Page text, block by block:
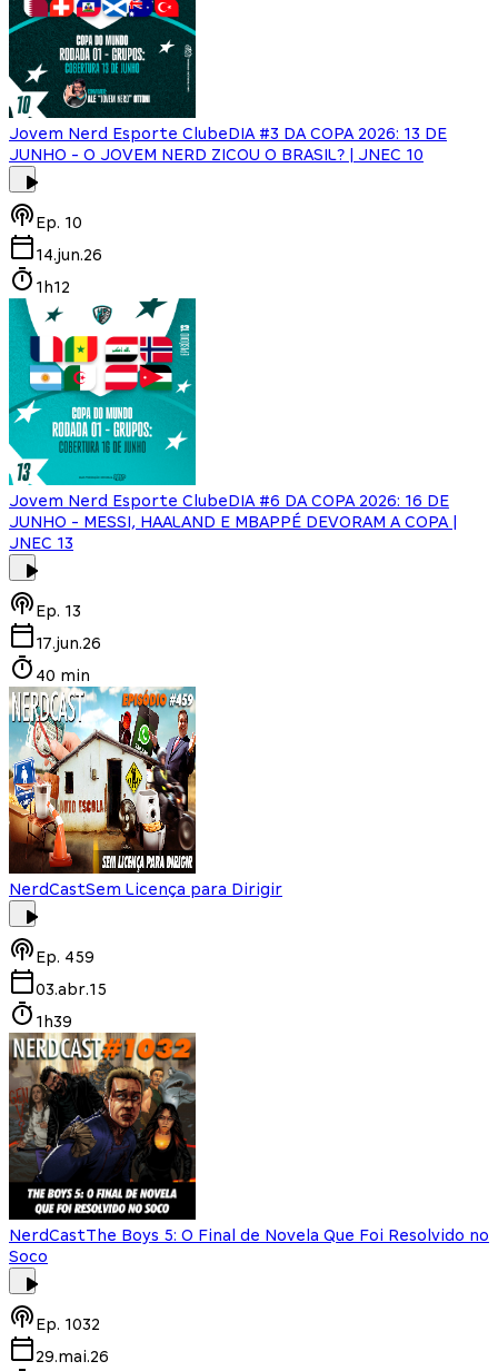
Jovem Nerd Esporte ClubeDIA #3 DA COPA 2026: 13 DE
JUNHO - O JOVEM NERD ZICOU O BRASIL? | JNEC 10
Ep. 10
14.jun.26
1h12
Jovem Nerd Esporte ClubeDIA #6 DA COPA 2026: 16 DE
JUNHO - MESSI, HAALAND E MBAPPÉ DEVORAM A COPA |
JNEC 13
Ep. 13
17.jun.26
40 min
NerdCastSem Licença para Dirigir
Ep. 459
03.abr.15
1h39
NerdCastThe Boys 5: O Final de Novela Que Foi Resolvido no
Soco
Ep. 1032
29.mai.26